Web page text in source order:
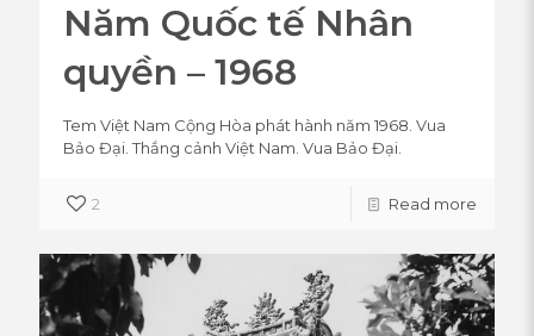
Năm Quốc tế Nhân
quyền – 1968
Tem Việt Nam Cộng Hòa phát hành năm 1968. Vua
Bảo Đại. Thắng cảnh Việt Nam. Vua Bảo Đại.
2 Read more